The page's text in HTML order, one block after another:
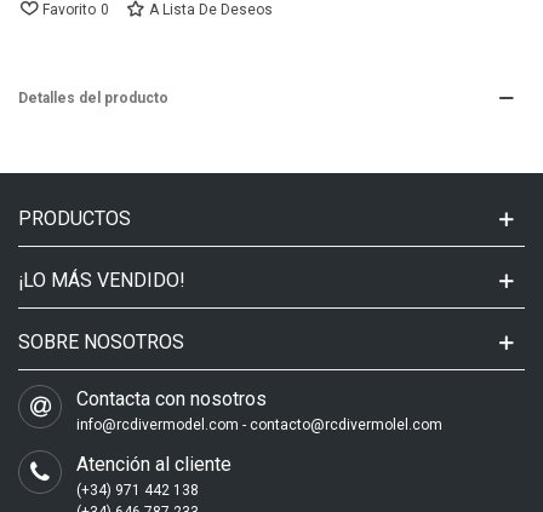
Favorito 0 A Lista De Deseos
Detalles del producto
PRODUCTOS
¡LO MÁS VENDIDO!
SOBRE NOSOTROS
Contacta con nosotros
info@rcdivermodel.com - contacto@rcdivermolel.com
Atención al cliente
(+34) 971 442 138